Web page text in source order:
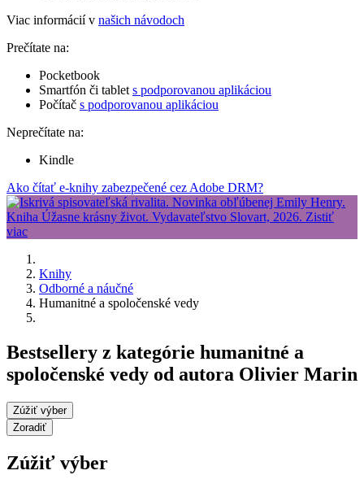
Viac informácií v našich návodoch
Prečítate na:
Pocketbook
Smartfón či tablet s podporovanou aplikáciou
Počítač s podporovanou aplikáciou
Neprečítate na:
Kindle
Ako čítať e-knihy zabezpečené cez Adobe DRM?
Knihy
Odborné a náučné
Humanitné a spoločenské vedy
Bestsellery z kategórie humanitné a
spoločenské vedy od autora Olivier Marin
Zúžiť výber
Zoradiť
Zúžiť výber